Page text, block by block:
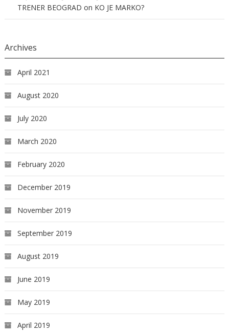
TRENER BEOGRAD on KO JE MARKO?
Archives
April 2021
August 2020
July 2020
March 2020
February 2020
December 2019
November 2019
September 2019
August 2019
June 2019
May 2019
April 2019